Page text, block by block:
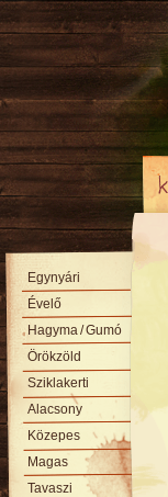
Egynyári
Évelő
Hagyma/ Gumó
Örökzöld
Sziklakerti
Alacsony
Közepes
Magas
Tavaszi